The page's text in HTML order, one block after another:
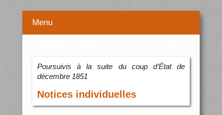
Menu
Poursuivis à la suite du coup d’État de
décembre 1851
Notices individuelles